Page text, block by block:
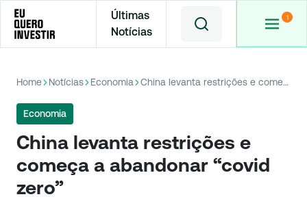
Últimas
Notícias
Home Notícias Economia China levanta restrições e começa a abandonar “covid zero”
Economia
China levanta restrições e
começa a abandonar “covid
zero”